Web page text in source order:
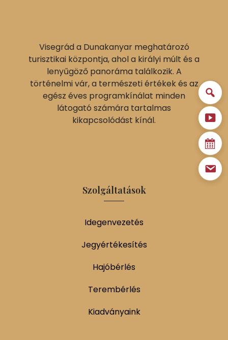
Visegrád a Dunakanyar meghatározó
turisztikai központja, ahol a királyi múlt és a
lenyűgöző panoráma találkozik. A
történelmi vár, a természeti értékek és az
egész éves programkínálat minden
látogató számára tartalmas
kikapcsolódást kínál.
Szolgáltatások
Idegenvezetés
Jegyértékesítés
Hajóbérlés
Terembérlés
Kiadványaink